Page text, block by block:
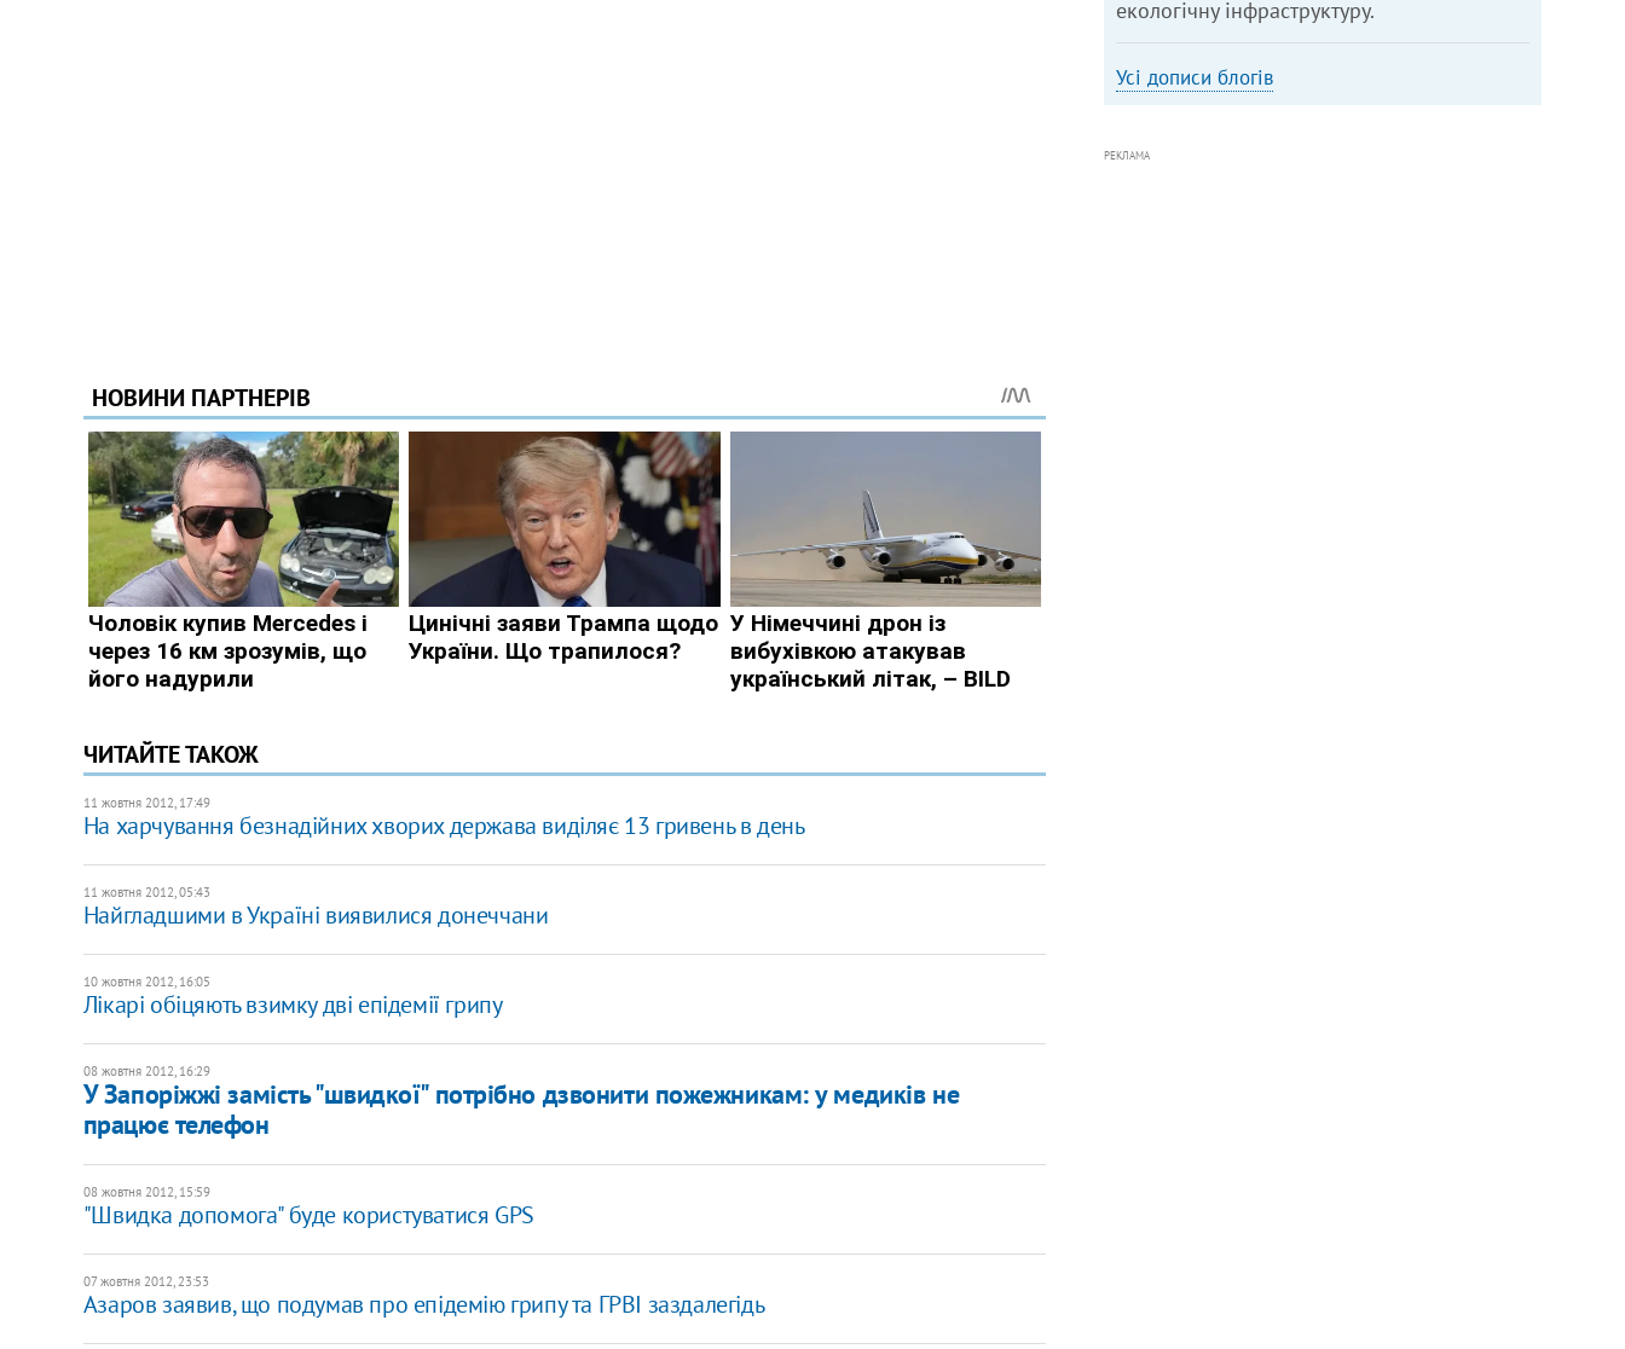
ЧИТАЙТЕ ТАКОЖ
11 жовтня 2012, 17:49
На харчування безнадійних хворих держава виділяє 13 гривень в день
11 жовтня 2012, 05:43
Найгладшими в Україні виявилися донеччани
10 жовтня 2012, 16:05
Лікарі обіцяють взимку дві епідемії грипу
08 жовтня 2012, 16:29
У Запоріжжі замість "швидкої" потрібно дзвонити пожежникам: у медиків не
працює телефон
08 жовтня 2012, 15:59
"Швидка допомога" буде користуватися GPS
07 жовтня 2012, 23:53
Азаров заявив, що подумав про епідемію грипу та ГРВІ заздалегідь
екологічну інфраструктуру.
Усі дописи блогів
РЕКЛАМА